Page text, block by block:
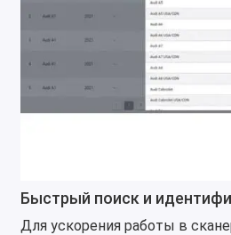
Быстрый поиск и
Для ускорения работы в